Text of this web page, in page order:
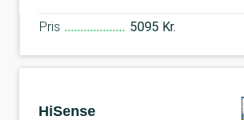
Pris 5095 Kr.
HiSense